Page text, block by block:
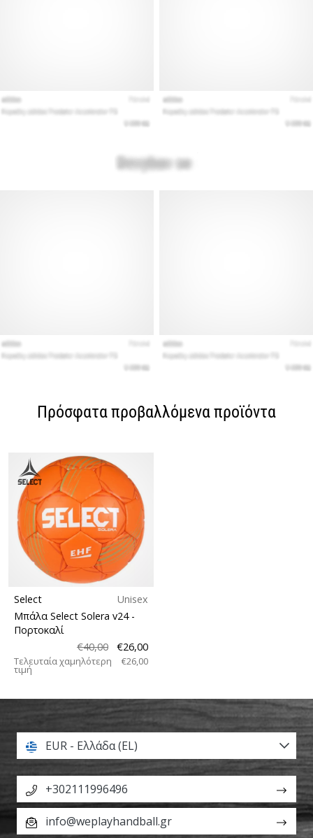
Πρόσφατα προβαλλόμενα προϊόντα
Select
Unisex
Μπάλα Select Solera v24 -
Πορτοκαλί
€40,00
€26,00
Τελευταία χαμηλότερη
τιμή
€26,00
EUR - Ελλάδα (EL)
+302111996496
info@weplayhandball.gr